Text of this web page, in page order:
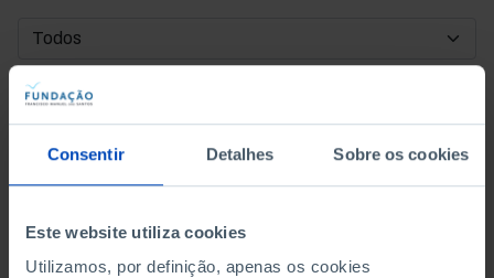
Consentir Detalhes Sobre os cookies
Este website utiliza cookies
Utilizamos, por definição, apenas os cookies
DATA DE INÍCIO
DATA DE FIM